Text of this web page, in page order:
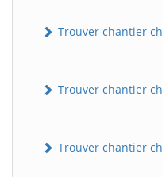
Trouver chantier
Trouver chantier
Trouver chantier
Assistant en ligne